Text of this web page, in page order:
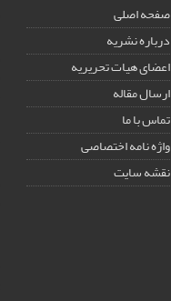
صفحه اصلی
درباره نشریه
اعضای هیات تحریریه
ارسال مقاله
تماس با ما
واژه نامه اختصاصی
نقشه سایت